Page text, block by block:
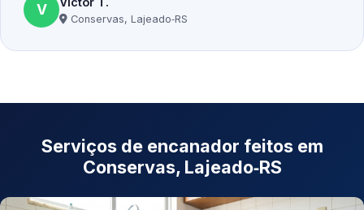
V
Conservas, Lajeado‑RS
Serviços de encanador feitos em
Conservas, Lajeado‑RS